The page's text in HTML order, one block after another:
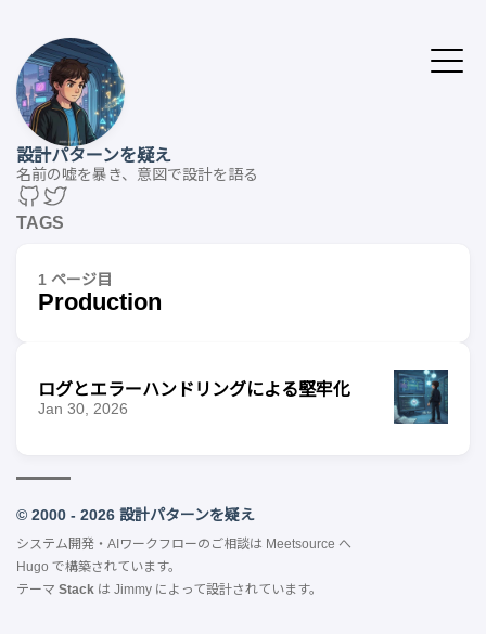
設計パターンを疑え
名前の嘘を暴き、意図で設計を語る
TAGS
1 ページ目
Production
ログとエラーハンドリングによる堅牢化
Jan 30, 2026
© 2000 - 2026 設計パターンを疑え
システム開発・AIワークフローのご相談は Meetsource へ
Hugo で構築されています。
テーマ Stack は Jimmy によって設計されています。